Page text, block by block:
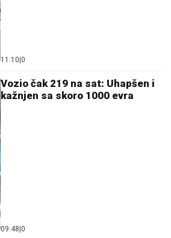
11:10 0
Vozio čak 219 na sat: Uhapšen i
kažnjen sa skoro 1000 evra
09:48 0